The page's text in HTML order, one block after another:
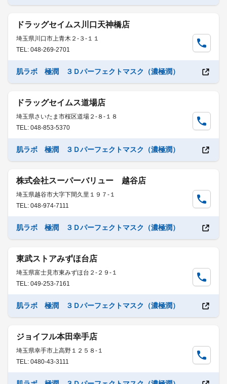
ドラッグセイムス川口天神橋店
埼玉県川口市上青木２-３-１１
TEL: 048-269-2701
肌ラボ 極潤 ３Ｄパーフェクトマスク（濃極潤）
ドラッグセイムス道場店
埼玉県さいたま市桜区道場２-８-１８
TEL: 048-853-5370
肌ラボ 極潤 ３Ｄパーフェクトマスク（濃極潤）
株式会社スーパーバリュー 越谷店
埼玉県越谷市大字下間久里１９７-１
TEL: 048-974-7111
肌ラボ 極潤 ３Ｄパーフェクトマスク（濃極潤）
東武ストアみずほ台店
埼玉県富士見市東みずほ台２-２９-１
TEL: 049-253-7161
肌ラボ 極潤 ３Ｄパーフェクトマスク（濃極潤）
ジョイフル本田幸手店
埼玉県幸手市上高野１２５８-１
TEL: 0480-43-3111